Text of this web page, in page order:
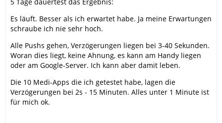
Es läuft. Besser als ich erwartet habe. Ja meine Erwartungen
schraube ich nie sehr hoch.
Alle Pushs gehen, Verzögerungen liegen bei 3-40 Sekunden.
Woran dies liegt, keine Ahnung, es kann am Handy liegen
oder am Google-Server. Ich kann aber damit leben.
Die 10 Medi-Apps die ich getestet habe, lagen die
Verzögerungen bei 2s - 15 Minuten. Alles unter 1 Minute ist
für mich ok.